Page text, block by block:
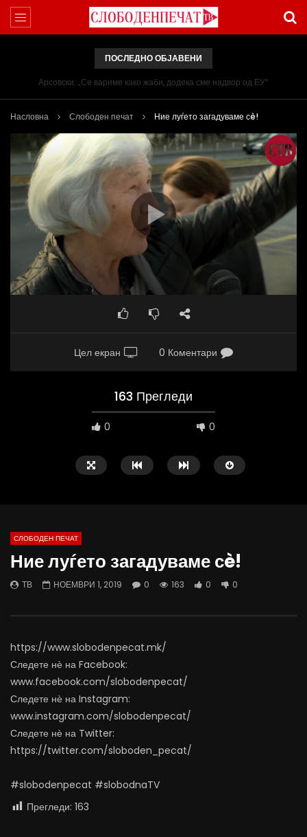
ПОСЛЕДНО ОБЈАВЕНИ
Арсовски: „Се вариме како жаби, додека сме надвор од ЕУ“
Насловна Слободен печат Ние луѓето загадуваме сè!
Цел екран 0 Коментари
163 Прегледи
0 0
07.08.2026
0
1.4K 15 0
06.08.2026
СЛОБОДЕН ПЕЧАТ
Ние луѓето загадуваме сè!
ТВ НОЕМВРИ 1, 2019 0 163 0 0
https://www.slobodenpecat.mk/
Следете нѐ на Facebook:
www.facebook.com/slobodenpecat/
Следете нѐ на Instagram:
www.instagram.com/slobodenpecat/
Следете нѐ на Twitter:
https://twitter.com/sloboden_pecat/
#slobodenpecat #slobodnaTV
Прегледи: 163